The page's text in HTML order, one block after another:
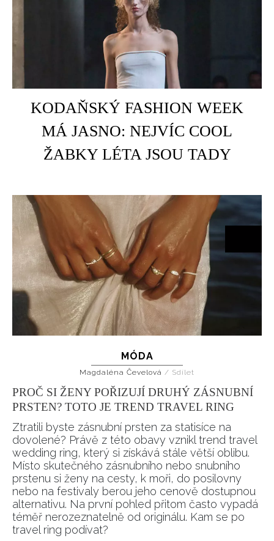
HOME
KODAŇSKÝ FASHION WEEK
MÁ JASNO: NEJVÍC COOL
ŽABKY LÉTA JSOU TADY
MÓDA
Magdaléna Čevelová / Sdílet
PROČ SI ŽENY POŘIZUJÍ DRUHÝ ZÁSNUBNÍ
PRSTEN? TOTO JE TREND TRAVEL RING
Ztratili byste zásnubní prsten za statisíce na
dovolené? Právě z této obavy vznikl trend travel
wedding ring, který si získává stále větší oblibu.
Místo skutečného zásnubního nebo snubního
prstenu si ženy na cesty, k moři, do posilovny
nebo na festivaly berou jeho cenově dostupnou
alternativu. Na první pohled přitom často vypadá
téměř nerozeznatelně od originálu. Kam se po
travel ring podívat?